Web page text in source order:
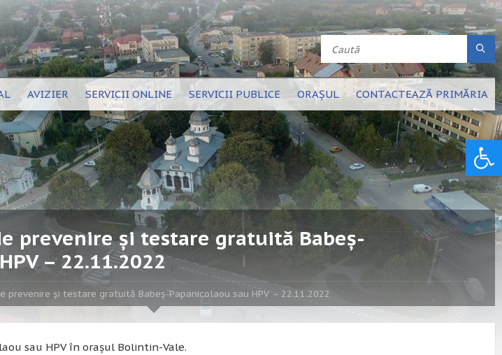
AVIZIER SERVICII ONLINE SERVICII PUBLICE ORAȘUL CONTACTEAZĂ PRIMĂRIA
prevenire și testare gratuită Babeș-
– 22.11.2022
prevenire și testare gratuită Babeș-Papanicolaou sau HPV – 22.11.2022
sau HPV în orașul Bolintin-Vale.
Deschide bara de unelte